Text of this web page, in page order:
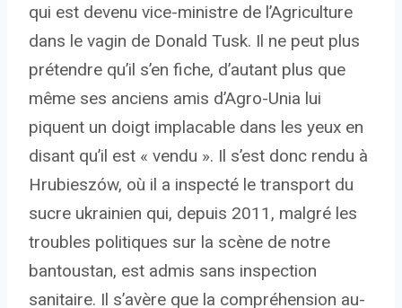
qui est devenu vice-ministre de l’Agriculture
dans le vagin de Donald Tusk. Il ne peut plus
prétendre qu’il s’en fiche, d’autant plus que
même ses anciens amis d’Agro-Unia lui
piquent un doigt implacable dans les yeux en
disant qu’il est « vendu ». Il s’est donc rendu à
Hrubieszów, où il a inspecté le transport du
sucre ukrainien qui, depuis 2011, malgré les
troubles politiques sur la scène de notre
bantoustan, est admis sans inspection
sanitaire. Il s’avère que la compréhension au-